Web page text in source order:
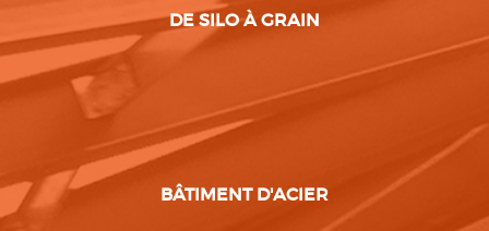
DE SILO À GRAIN
BÂTIMENT D'ACIER